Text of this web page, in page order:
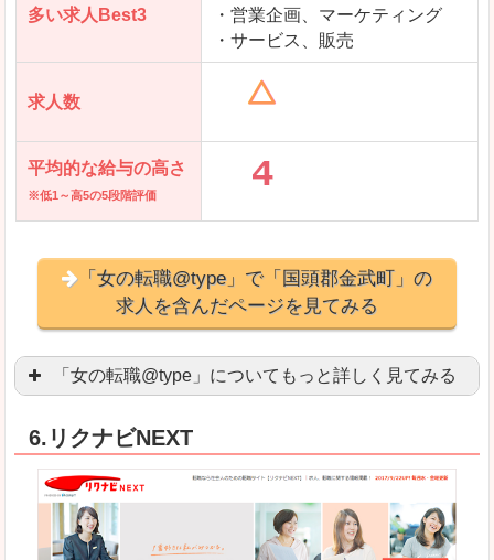
多い求人Best3
・営業企画、マーケティング
・サービス、販売
求人数
平均的な給与の高さ
※低1～高5の5段階評価
「女の転職@type」で「国頭郡金武町」の
求人を含んだページを見てみる
「女の転職@type」についてもっと詳しく見てみる
良いところ
正社員求人が約80％、正社員で長く働きたい方に
働く女のワーク＆ライフマガジン「woman type
6.リクナビNEXT